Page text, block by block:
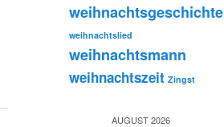
weihnachtsgeschichte
weihnachtslied
weihnachtsmann
weihnachtszeit Zingst
AUGUST 2026